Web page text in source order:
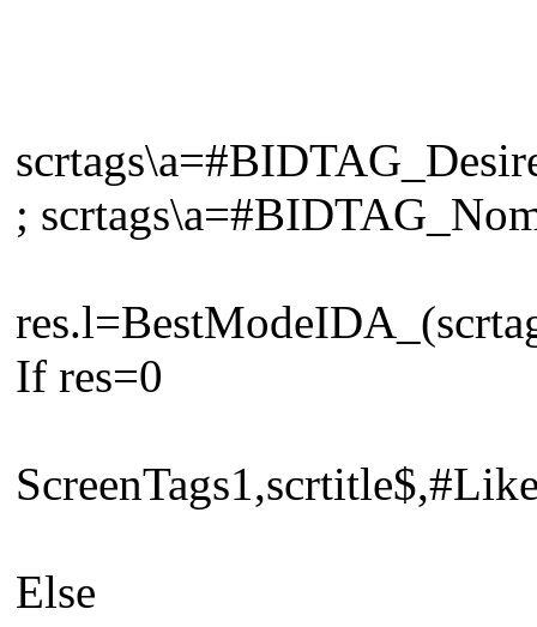
;
If res=0
Else